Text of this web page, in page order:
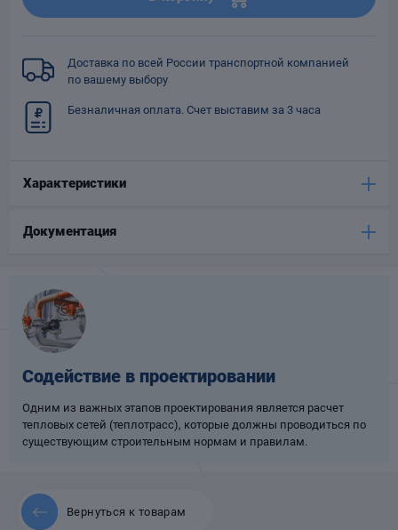
Доставка по всей России транспортной компанией
по вашему выбору
Безналичная оплата. Счет выставим за 3 часа
Характеристики
Документация
Содействие в проектировании
Одним из важных этапов проектирования является расчет
тепловых сетей (теплотрасс), которые должны проводиться по
существующим строительным нормам и правилам.
Вернуться к товарам
Фильтры для
трубопроводов
Компенсаторы